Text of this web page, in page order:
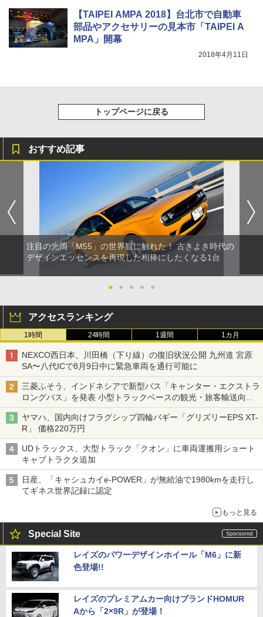
【TAIPEI AMPA 2018】台北市で自動車
部品やアクセサリーの見本市「TAIPEI A
MPA」開幕
2018年4月11日
トップページに戻る
おすすめ記事
注目の光岡「M55」の世界観に触れた！ 古きよき時代の
デザインエッセンスを再現した相棒にしたくなる1台
● ● ● ● ●
アクセスランキング
1時間 24時間 1週間 1カ月
NEXCO西日本、川田橋（下り線）の復旧状況公開 九州道 宮原
SA〜八代ICで8月9日中に緊急車両を通行可能に
三菱ふそう、インドネシアで新型バス「キャンター・エクストラ
ロングバス」を発表 小型トラックベースの観光・旅客輸送向け
バス
ヤマハ、国内向けフラグシップ四輪バギー「グリズリーEPS XT-
R」 価格220万円
UDトラックス、大型トラック「クオン」に車両運搬用ショート
キャブトラクタ追加
日産、「キャシュカイe-POWER」が無給油で1980kmを走行し
てギネス世界記録に認定
もっと見る
Special Site
レイズのパワーデザインホイール「M6」に新
色登場!!
レイズのプレミアムカー向けブランドHOMUR
Aから「2×9R」が登場！